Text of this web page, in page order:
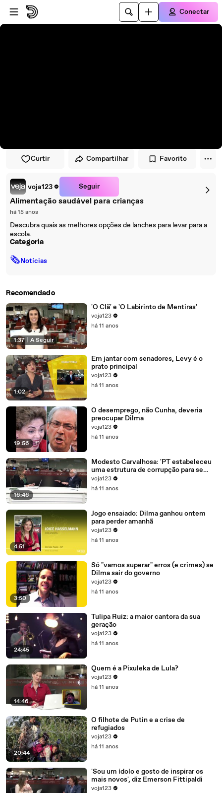
Pular para o player
Ir para o conteúdo principal
Conectar
Curtir Compartilhar Favorito
voja123 Seguir
Alimentação saudável para crianças
há 15 anos
Descubra quais as melhores opções de lanches para levar para a
escola.
Categoria
🗞Notícias
Recomendado
1:37 A Seguir
'O Clã' e 'O Labirinto de Mentiras'
voja123
há 11 anos
1:02
Em jantar com senadores, Levy é o
prato principal
voja123
há 11 anos
19:56
O desemprego, não Cunha, deveria
preocupar Dilma
voja123
há 11 anos
16:46
Modesto Carvalhosa: 'PT estabeleceu
uma estrutura de corrupção para se
manter no poder'
voja123
há 11 anos
4:51
Jogo ensaiado: Dilma ganhou ontem
para perder amanhã
voja123
há 11 anos
3:50
Só "vamos superar" erros (e crimes) se
Dilma sair do governo
voja123
há 11 anos
24:45
Tulipa Ruiz: a maior cantora da sua
geração
voja123
há 11 anos
14:46
Quem é a Pixuleka de Lula?
voja123
há 11 anos
20:44
O filhote de Putin e a crise de
refugiados
voja123
há 11 anos
'Sou um ídolo e gosto de inspirar os
mais novos', diz Emerson Fittipaldi
voja123